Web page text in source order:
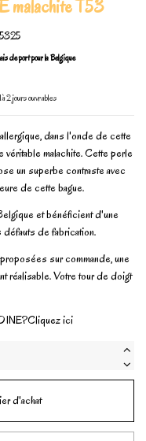
malachite T53
de port pour la Belgique
2 jours ouvrables
dans l'onde de cette
véritable malachite. Cette perle
un superbe contraste avec
de cette bague.
et bénéficient d'une
défauts de fabrication.
sur commande, une
réalisable. Votre tour de doigt
Cliquez ici
d'achat